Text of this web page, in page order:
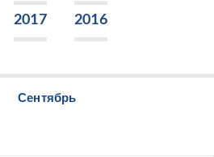
2017 2016
Сентябрь